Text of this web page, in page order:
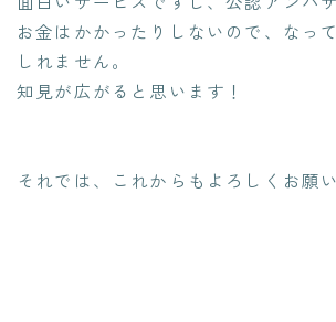
お金はかかったりしないので、なっ
しれません。
知見が広がると思います！
それでは、これからもよろしくお願